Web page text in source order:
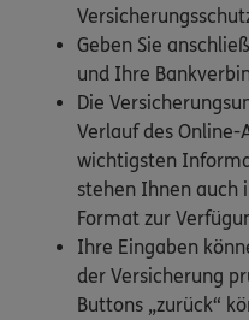
Geben Sie
und Ihre
Die
Verlauf des Online-
wichtigsten
stehen Ihnen auch
Format zur
Ihre Eingaben
der Versicherung
Buttons „zurück“